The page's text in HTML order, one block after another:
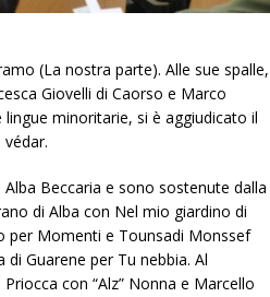
(La nostra parte). Alle sue spalle,
Giovelli di Caorso e Marco
minoritarie, si è aggiudicato il
védar.
Beccaria e sono sostenute dalla
di Alba con Nel mio giardino di
per Momenti e Tounsadi Monssef
di Guarene per Tu nebbia. Al
con “Alz” Nonna e Marcello